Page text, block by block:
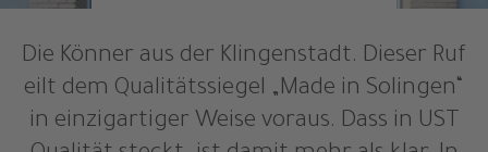
Die Könner aus der Klingenstadt. Dieser Ruf
eilt dem Qualitätssiegel „Made in Solingen“
in einzigartiger Weise voraus. Dass in UST